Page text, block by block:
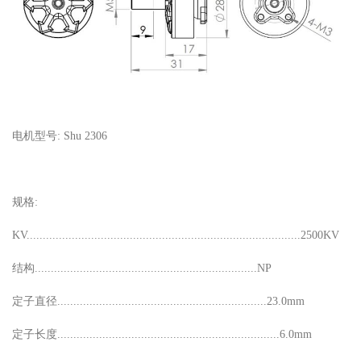
电机型号: Shu 2306
规格:
KV.....................................................................................2500KV
结构.....................................................................NP
定子直径.................................................................23.0mm
定子长度.....................................................................6.0mm